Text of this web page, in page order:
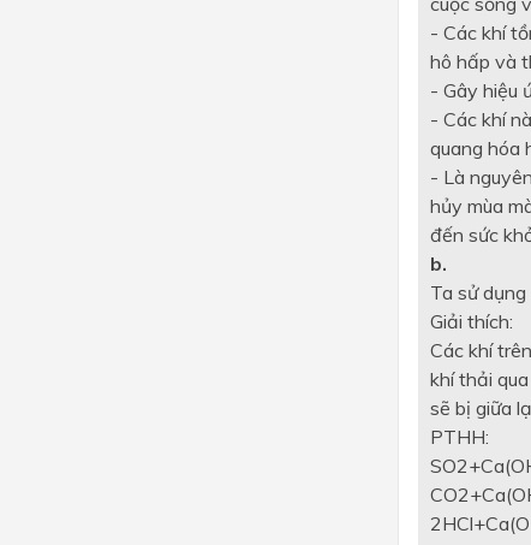
- Các khí
hô hấp và
- Gây hiệu
- Các khí
quang hóa
- Là
hủy mùa
đến sức
b.
Ta sử
Giải thích:
Các khí
khí thải
sẽ bị giữa
PTHH: